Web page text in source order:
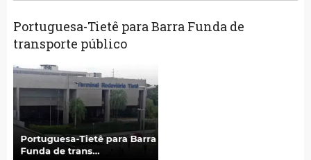
Portuguesa-Tietê para Barra Funda de
transporte público